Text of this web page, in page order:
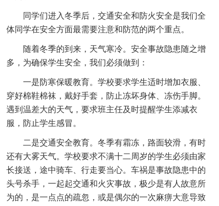
同学们进入冬季后，交通安全和防火安全是我们全
体同学在安全方面最需要注意和防范的两个重点。
随着冬季的到来，天气寒冷。安全事故隐患随之增
多，为确保学生安全，我们必须做到：
一是防寒保暖教育。学校要求学生适时增加衣服、
穿好棉鞋棉袜，戴好手套，防止冻坏身体、冻伤手脚。
遇到温差大的天气，要求班主任及时提醒学生添减衣
服，防止学生感冒。
二是交通安全教育。冬季有霜冻，路面较滑，有时
还有大雾天气。学校要求不满十二周岁的学生必须由家
长接送，途中骑车、行走要当心。车祸是事故隐患中的
头号杀手，一起起交通和火灾事故，极少是有人故意所
为的，是一点点的疏忽，或是偶尔的一次麻痹大意导致